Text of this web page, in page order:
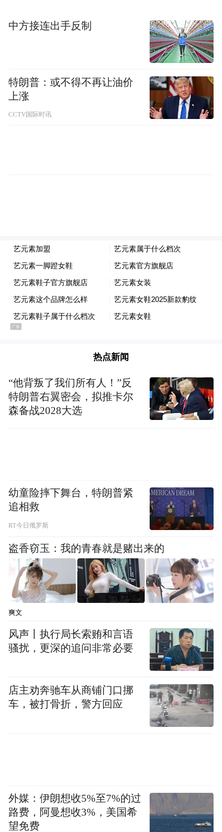
为实现多材料协同应用的产业链共建，本届
展会与中国国际铝工业展、上海国际镁工业
展、上海国际铜工业展、上海国际再生金属
展同期举办。展会规模再度升级，将汇聚650
余家优质参展商，展示面积达60,000平方
米，预计吸引35,000名专业观众到场，其中
轻量化材料应用及产学研创新成果展示专区
作为展会核心亮点板块，今年迎来全面升
级。回顾往届，专区始终聚焦轻量化工艺与
技术的落地展示，曾集中呈现高强度钢热冲
压成型、铝合金挤压铸造、碳纤维复合材料
构件、轻量化内饰部件等核心产品。
延续往届"技术风向标"定位，今年专区在展
品布局上实现突破性创新：重点聚焦镁铝合
金大型结构件一体化成型、电池壳体轻量化
集成设计等当下汽车领域热门轻量化技术，
集中展示相关创新产品与解决方案；同时进
经济、人形机器人等新兴赛道的轻量化需
求，现场将集中呈现eVTOL飞行器轻量化结
品，为观众解锁产业新视角与新机遇。此
外，专区深度整合高校、科研机构的最新研
发成果，搭建产学研高效对接桥梁，让观众
中方接连出手反制
特朗普：或不得不再让油价
上涨
CCTV国际时讯
热点新闻
“他背叛了我们所有人！”反
特朗普右翼密会，拟推卡尔
森备战2028大选
幼童险摔下舞台，特朗普紧
追相救
RT今日俄罗斯
盗香窃玉：我的青春就是赌出来的
爽文
风声丨执行局长索贿和言语
骚扰，更深的追问非常必要
店主劝奔驰车从商铺门口挪
车，被打骨折，警方回应
外媒：伊朗想收5%至7%的过
路费，阿曼想收3%，美国希
望免费